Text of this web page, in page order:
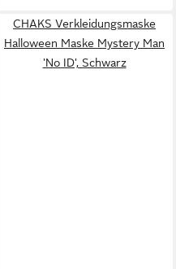
CHAKS Verkleidungsmaske
Halloween Maske Mystery Man
'No ID', Schwarz